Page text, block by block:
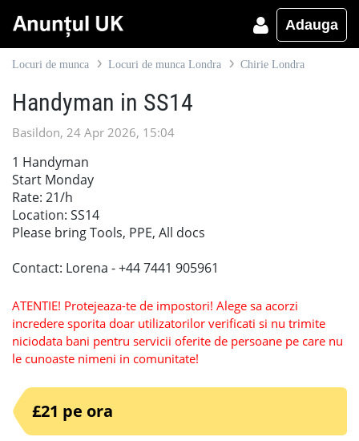
Adauga
Locuri de munca Locuri de munca Londra Chirie Londra
Handyman in SS14
Basildon, 24 Apr 2026, 15:04
1 Handyman
Start Monday
Rate: 21/h
Location: SS14
Please bring Tools, PPE, All docs
Contact: Lorena - +44 7441 905961
ATENTIE! Protejeaza-te de impostori! Alege sa acorzi
incredere sporita doar utilizatorilor verificati si nu trimite
niciodata bani pentru servicii oferite de persoane pe care nu
le cunoaste nimeni in comunitate!
£21 pe ora